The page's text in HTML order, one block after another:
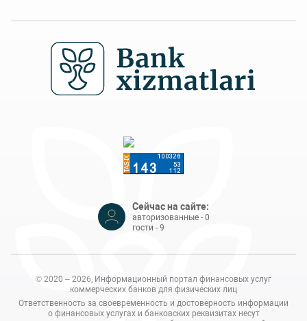
Сейчас на сайте:
авторизованные - 0
гости - 9
© 2020 – 2026, Информационный портал финансовых услуг
коммерческих банков для физических лиц
Ответственность за своевременность и достоверность информации
о финансовых услугах и банковских реквизитах несут